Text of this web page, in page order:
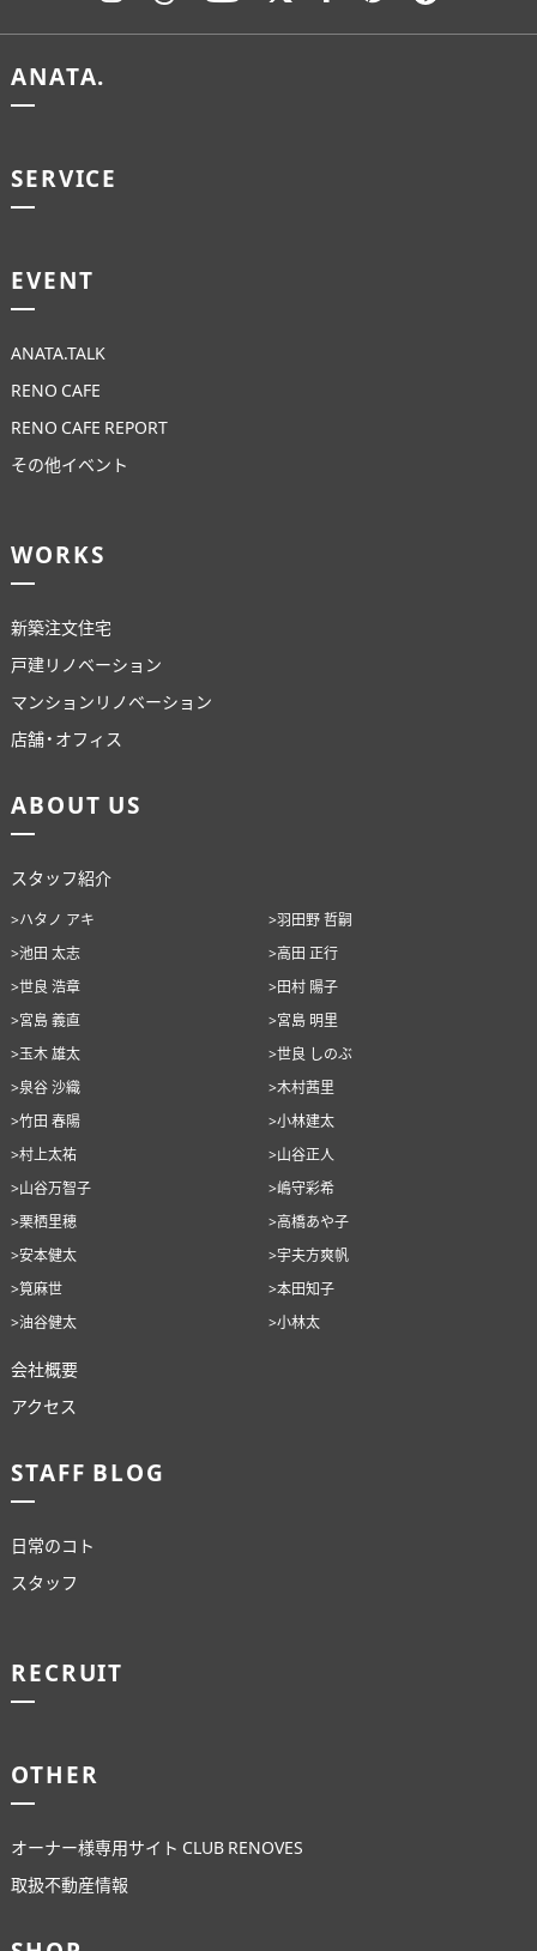
ANATA.
SERVICE
EVENT
ANATA.TALK
RENO CAFE
RENO CAFE REPORT
その他イベント
WORKS
新築注文住宅
戸建リノベーション
マンションリノベーション
店舗・オフィス
ABOUT US
スタッフ紹介
>ハタノ アキ
>羽田野 哲嗣
>池田 太志
>高田 正行
>世良 浩章
>田村 陽子
>宮島 義直
>宮島 明里
>玉木 雄太
>世良 しのぶ
>泉谷 沙織
>木村茜里
>竹田 春陽
>小林建太
>村上太祐
>山谷正人
>山谷万智子
>嶋守彩希
>栗栖里穂
>高橋あや子
>安本健太
>宇夫方爽帆
>筧麻世
>本田知子
>油谷健太
>小林太
会社概要
アクセス
STAFF BLOG
日常のコト
スタッフ
RECRUIT
OTHER
オーナー様専用サイト CLUB RENOVES
取扱不動産情報